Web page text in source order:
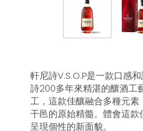
軒尼詩V.S.O.P是一款口感
詩200多年來精湛的釀酒工
工，這款佳釀融合多種元
干邑的原始精髓。體會這
呈現個性的新面貌。